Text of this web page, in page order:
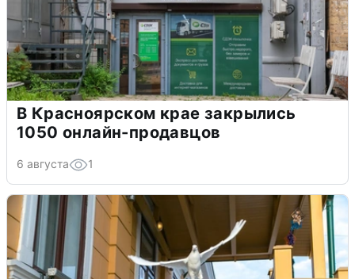
В Красноярском крае закрылись
1050 онлайн-продавцов
6 августа 1